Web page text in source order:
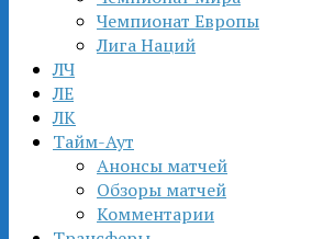
Чемпионат Европы
Лига Наций
ЛЧ
ЛЕ
ЛК
Тайм-Аут
Анонсы матчей
Обзоры матчей
Комментарии